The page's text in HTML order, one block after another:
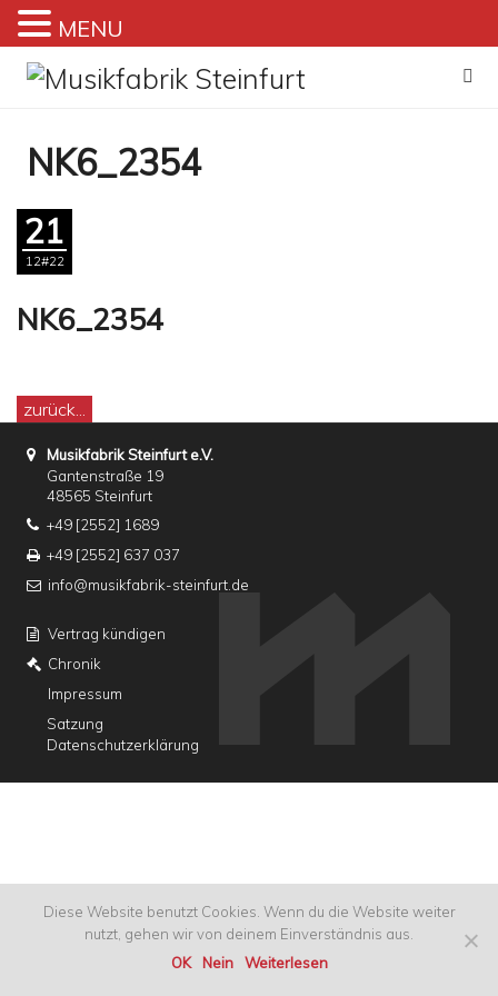
Zum
Inhalt
NK6_2354
21
12#22
NK6_2354
zurück...
Musikfabrik Steinfurt e.V.
Gantenstraße 19
48565 Steinfurt
+49 [2552] 1689
+49 [2552] 637 037
info@musikfabrik-steinfurt.de
Vertrag kündigen
Chronik
Impressum
Satzung
Datenschutzerklärung
MENU
Diese Website benutzt Cookies. Wenn du die Website weiter
nutzt, gehen wir von deinem Einverständnis aus.
OK
Nein Weiterlesen